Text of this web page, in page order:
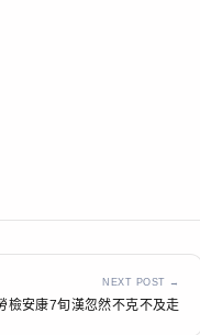
NEXT POST →
檢安康7旬漢忽然不克不及走